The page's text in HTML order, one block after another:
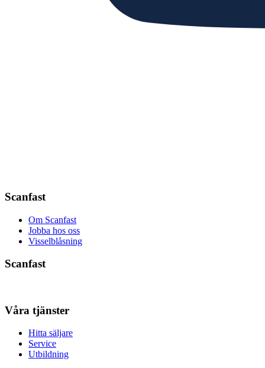
Scanfast
Om Scanfast
Jobba hos oss
Visselblåsning
Scanfast
Våra tjänster
Hitta säljare
Service
Utbildning